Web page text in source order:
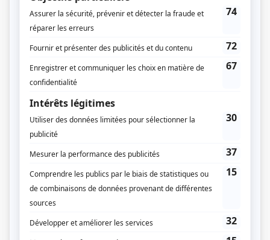
ICI TOU.TV Extra
Dates de diffusion
Durée et heure de diffusion
8 épisodes au total
Disponible en ligne
Saison 1: Disponible en ligne
Distribution
Cindy Charles( Esther)